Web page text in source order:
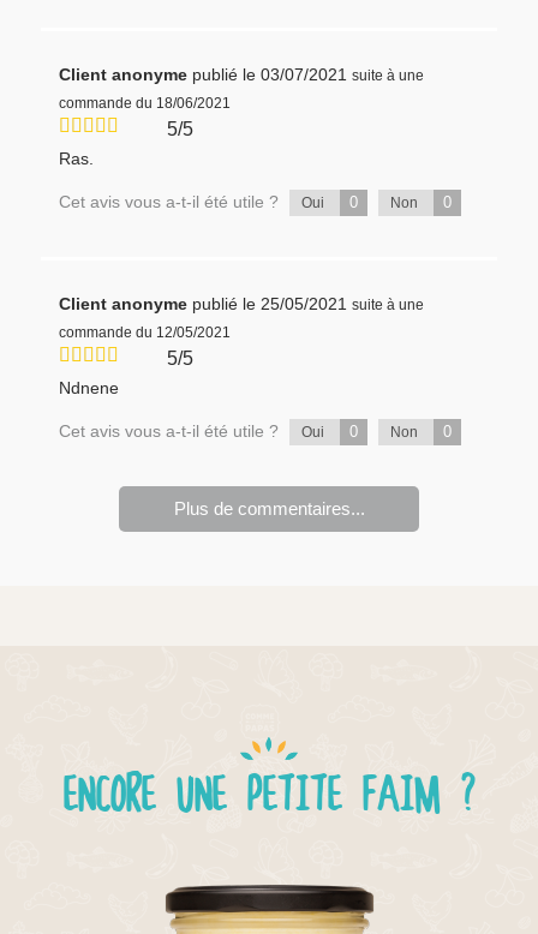
Client anonyme publié le 03/07/2021 suite à une
commande du 18/06/2021
5/5
Ras.
Cet avis vous a-t-il été utile ? Oui 0 Non 0
Client anonyme publié le 25/05/2021 suite à une
commande du 12/05/2021
5/5
Ndnene
Cet avis vous a-t-il été utile ? Oui 0 Non 0
Plus de commentaires...
ENCORE UNE PETITE FAIM ?